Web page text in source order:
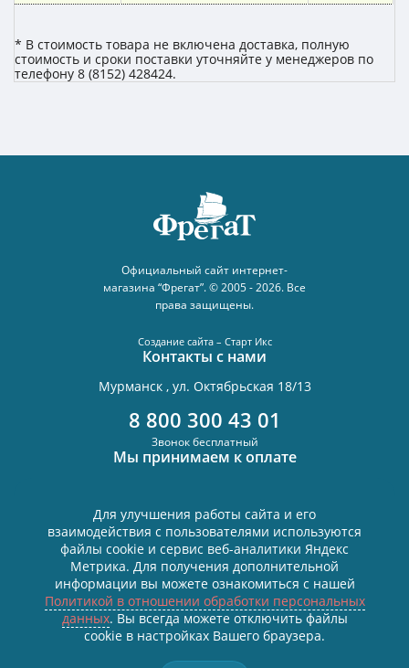
* В стоимость товара не включена доставка, полную
стоимость и сроки поставки уточняйте у менеджеров по
телефону 8 (8152) 428424.
Официальный сайт интернет-
магазина “Фрегат”. © 2005 - 2026. Все
права защищены.
Создание сайта – Старт Икс
Контакты с нами
Мурманск , ул. Октябрьская 18/13
8 800 300 43 01
Звонок бесплатный
Мы принимаем к оплате
Политика в отношении обработки персональных данных
Согласие на обработку персональных данных
Все персональные данные размещены в соответствии с
Федеральным законом от 27.07.2006 №152-ФЗ «О персональных
данных», условия и запреты не установлены.
Связаться в WhatsApp
Для улучшения работы сайта и его
взаимодействия с пользователями используются
файлы cookie и сервис веб-аналитики Яндекс
Метрика. Для получения дополнительной
информации вы можете ознакомиться с нашей
Политикой в отношении обработки персональных
данных. Вы всегда можете отключить файлы
cookie в настройках Вашего браузера.